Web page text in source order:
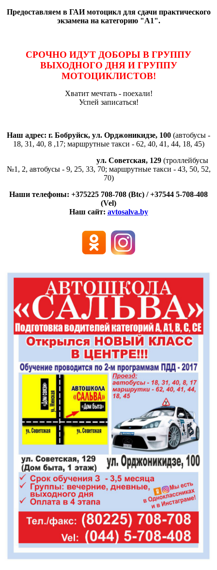
Предоставляем в ГАИ мотоцикл для сдачи практического
экзамена на категорию "А1".
СРОЧНО ИДУТ ДОБОРЫ В ГРУППУ
ВЫХОДНОГО ДНЯ И ГРУППУ
МОТОЦИКЛИСТОВ!
Хватит мечтать - поехали!
Успей записаться!
Наш адрес: г. Бобруйск, ул. Орджоникидзе, 100 (автобусы -
18, 31, 40, 8 ,17; маршрутные такси - 62, 40, 41, 44, 18, 45)
ул. Советская, 129(троллейбусы
№1, 2, автобусы - 9, 25, 33, 70; маршрутные такси - 43, 50, 52,
70)
Наши телефоны: +375225 708-708 (Btc) / +37544 5-708-408
(Vel)
Наш сайт: avtosalva.by